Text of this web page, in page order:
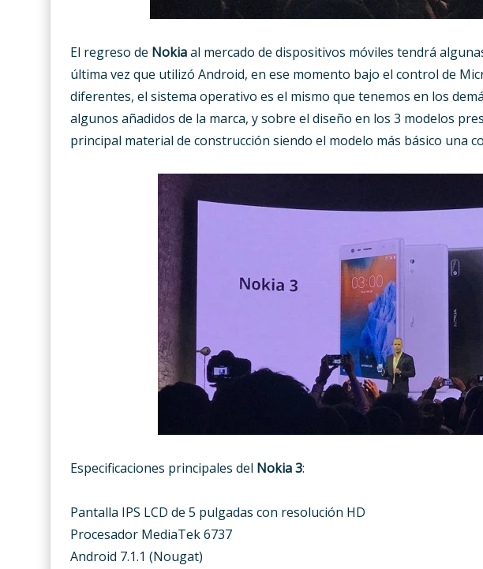
El regreso de Nokiaal mercado de dispositivos móviles tendrá
última vez que utilizó Android, en ese momento bajo el control de
diferentes, el sistema operativo es el mismo que tenemos en los
algunos añadidos de la marca, y sobre el diseño en los 3 modelos
principal material de construcción siendo el modelo más básico una
Especificaciones principales del Nokia 3:
Pantalla IPS LCD de 5 pulgadas con resolución HD
Procesador MediaTek 6737
Android 7.1.1 (Nougat)